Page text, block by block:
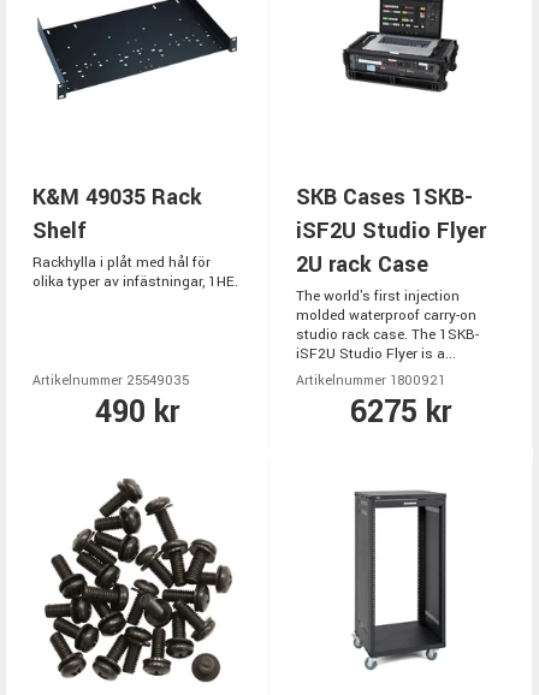
K&M 49035 Rack
Shelf
Rackhylla i plåt med hål för
olika typer av infästningar, 1HE.
Artikelnummer 25549035
490 kr
SKB Cases 1SKB-
iSF2U Studio Flyer
2U rack Case
The world's first injection
molded waterproof carry-on
studio rack case. The 1SKB-
iSF2U Studio Flyer is a...
Artikelnummer 1800921
6275 kr